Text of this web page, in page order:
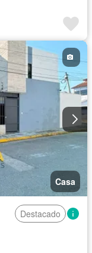
Casa
Destacado